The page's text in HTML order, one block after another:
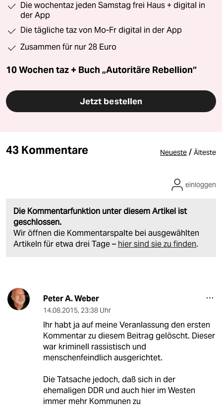
Die wochentaz jeden Samstag frei Haus + digital in
der App
Die tägliche taz von Mo-Fr digital in der App
Zusammen für nur 28 Euro
10 Wochen taz + Buch „Autoritäre Rebellion“
Jetzt bestellen
43 Kommentare Neueste / Älteste
Die Kommentarfunktion unter diesem Artikel ist
geschlossen.
Wir öffnen die Kommentarspalte bei ausgewählten
Artikeln für etwa drei Tage – hier sind sie zu finden.
einloggen
Peter A. Weber
14.08.2015, 23:38 Uhr
Ihr habt ja auf meine Veranlassung den ersten
Kommentar zu diesem Beitrag gelöscht. Dieser
war kriminell rassistisch und
menschenfeindlich ausgerichtet.
Die Tatsache jedoch, daß sich in der
ehemaligen DDR und auch hier im Westen
immer mehr Kommunen zu